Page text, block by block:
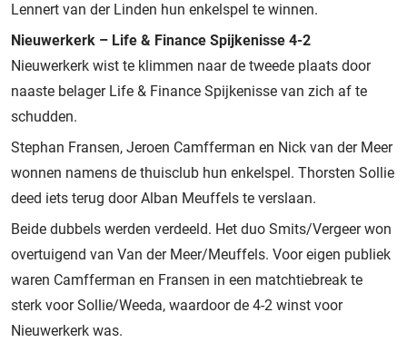
Lennert van der Linden hun enkelspel te winnen.
Nieuwerkerk – Life & Finance Spijkenisse 4-2
Nieuwerkerk wist te klimmen naar de tweede plaats door
naaste belager Life & Finance Spijkenisse van zich af te
schudden.
Stephan Fransen, Jeroen Camfferman en Nick van der Meer
wonnen namens de thuisclub hun enkelspel. Thorsten Sollie
deed iets terug door Alban Meuffels te verslaan.
Beide dubbels werden verdeeld. Het duo Smits/Vergeer won
overtuigend van Van der Meer/Meuffels. Voor eigen publiek
waren Camfferman en Fransen in een matchtiebreak te
sterk voor Sollie/Weeda, waardoor de 4-2 winst voor
Nieuwerkerk was.